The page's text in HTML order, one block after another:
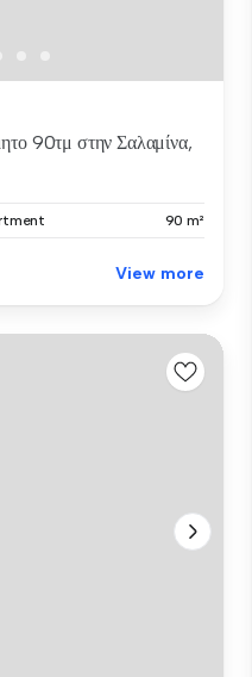
90τμ στην Σαλαμίνα,
90 m²
View more